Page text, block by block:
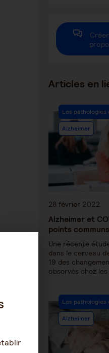
Articles en
Les pathologies
Alzheimer
28 février 2022
Alzheimer et
points
Une récente
dans le cerveau
19 des
observés chez
Les pathologies
Alzheimer